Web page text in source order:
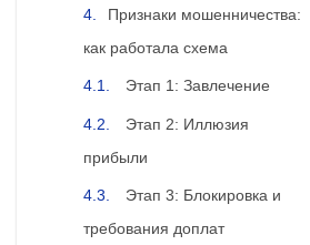
Признаки мошенничества:
как работала схема
Этап 1: Завлечение
Этап 2: Иллюзия
прибыли
Этап 3: Блокировка и
требования доплат